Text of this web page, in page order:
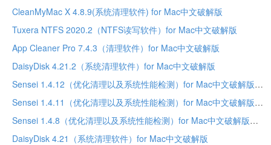
CleanMyMac X 4.8.9(系统清理软件) for Mac中文破解版
Tuxera NTFS 2020.2（NTFS读写软件）for Mac中文破解版
App Cleaner Pro 7.4.3（清理软件）for Mac中文破解版
DaisyDisk 4.21.2（系统清理软件）for Mac中文破解版
Sensei 1.4.12（优化清理以及系统性能检测）for Mac中文破解版
Sensei 1.4.11（优化清理以及系统性能检测）for Mac中文破解版
Sensei 1.4.8（优化清理以及系统性能检测）for Mac中文破解版
DaisyDisk 4.21（系统清理软件）for Mac中文破解版